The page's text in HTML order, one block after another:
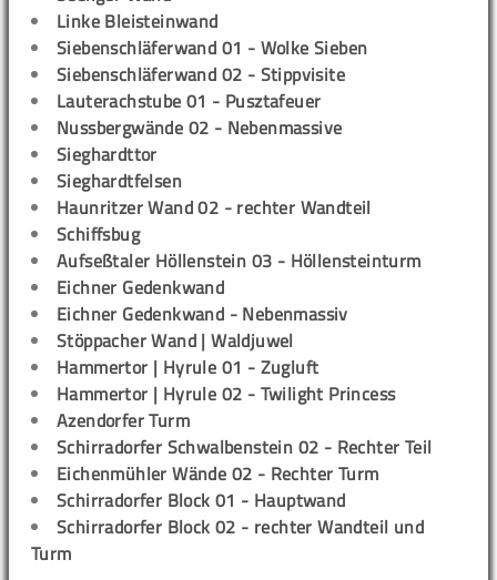
Linke Bleisteinwand
Siebenschläferwand 01 - Wolke Sieben
Siebenschläferwand 02 - Stippvisite
Lauterachstube 01 - Pusztafeuer
Nussbergwände 02 - Nebenmassive
Sieghardttor
Sieghardtfelsen
Haunritzer Wand 02 - rechter Wandteil
Schiffsbug
Aufseßtaler Höllenstein 03 - Höllensteinturm
Eichner Gedenkwand
Eichner Gedenkwand - Nebenmassiv
Stöppacher Wand | Waldjuwel
Hammertor | Hyrule 01 - Zugluft
Hammertor | Hyrule 02 - Twilight Princess
Azendorfer Turm
Schirradorfer Schwalbenstein 02 - Rechter Teil
Eichenmühler Wände 02 - Rechter Turm
Schirradorfer Block 01 - Hauptwand
Schirradorfer Block 02 - rechter Wandteil und
Turm